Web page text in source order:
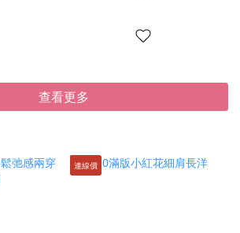
查看更多
連線價